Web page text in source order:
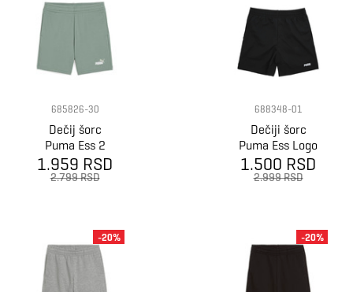
685826-30
Dečij šorc
Puma Ess 2
color no. 1 logo
shorts tr b
1.959 RSD
2.799 RSD
688348-01
Dečiji šorc
Puma Ess Logo
Woven Shorts 5
B
1.500 RSD
2.999 RSD
-20% -20%